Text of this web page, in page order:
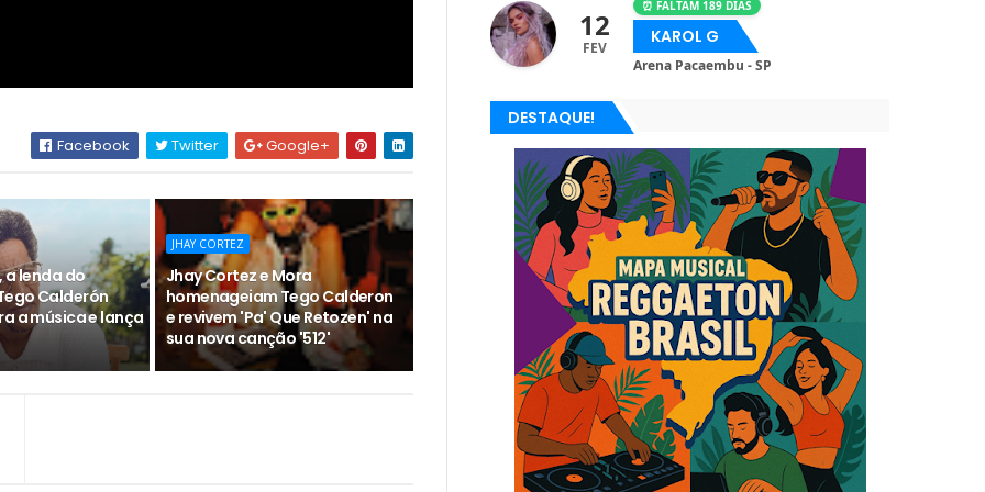
Facebook Twitter Google+
a lenda do
Calderón
a música e lança
JHAY CORTEZ
Jhay Cortez e Mora
homenageiam Tego Calderon
e revivem 'Pa' Que Retozen' na
sua nova canção '512'
12
FEV
⏰ FALTAM 189 DIAS
KAROL G
Arena Pacaembu - SP
DESTAQUE!